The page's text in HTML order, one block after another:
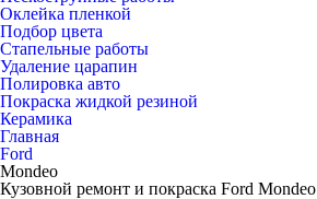
Оклейка пленкой
Подбор цвета
Стапельные работы
Удаление царапин
Полировка авто
Покраска жидкой резиной
Керамика
Главная
Ford
Mondeo
Кузовной ремонт и покраска Ford Mondeo